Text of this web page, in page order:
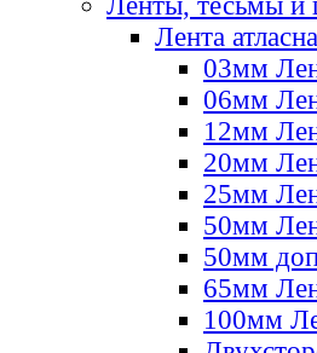
Лента
03мм
06мм
12мм
20мм
25мм
50мм
50мм
65мм
100мм